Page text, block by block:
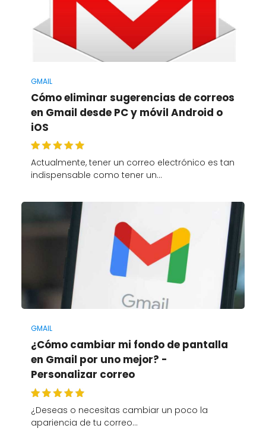
GMAIL
Cómo eliminar sugerencias de correos
en Gmail desde PC y móvil Android o
iOS
Actualmente, tener un correo electrónico es tan
indispensable como tener un…
GMAIL
¿Cómo cambiar mi fondo de pantalla
en Gmail por uno mejor? -
Personalizar correo
¿Deseas o necesitas cambiar un poco la
apariencia de tu correo…